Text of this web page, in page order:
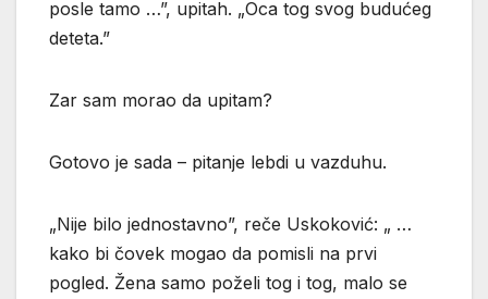
posle tamo …”, upitah. „Oca tog svog budućeg
deteta.”
Zar sam morao da upitam?
Gotovo je sada – pitanje lebdi u vazduhu.
„Nije bilo jednostavno”, reče Uskoković: „ …
kako bi čovek mogao da pomisli na prvi
pogled. Žena samo poželi tog i tog, malo se